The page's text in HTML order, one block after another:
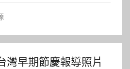
灣早期節慶報導照片